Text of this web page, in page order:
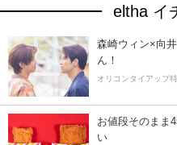
eltha イ
森崎ウィン×向
ん！
オリコンタイアップ
お値段そのまま
い